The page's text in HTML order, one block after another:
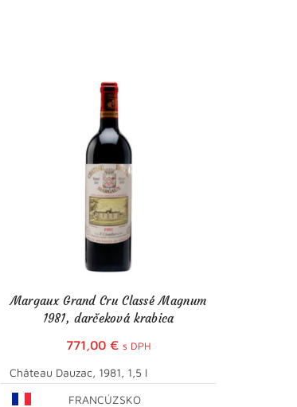
Margaux Grand Cru Classé Magnum
1981, darčeková krabica
771,00 € s DPH
Château Dauzac, 1981, 1,5 l
FRANCÚZSKO